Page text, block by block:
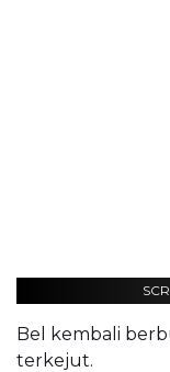
Bel kembali
terkejut.